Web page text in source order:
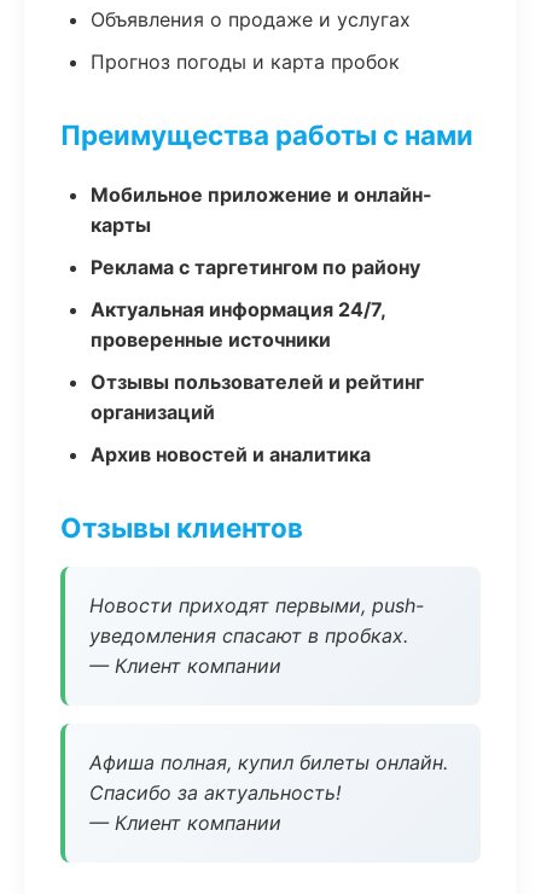
Объявления о продаже и услугах
Прогноз погоды и карта пробок
Преимущества работы с нами
Мобильное приложение и онлайн-
карты
Реклама с таргетингом по району
Актуальная информация 24/7,
проверенные источники
Отзывы пользователей и рейтинг
организаций
Архив новостей и аналитика
Отзывы клиентов
Новости приходят первыми, push-
уведомления спасают в пробках.
— Клиент компании
Афиша полная, купил билеты онлайн.
Спасибо за актуальность!
— Клиент компании